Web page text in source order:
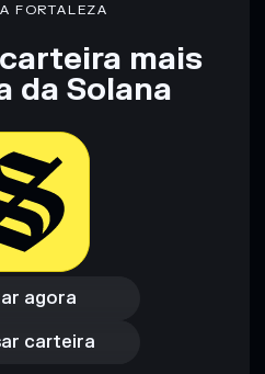
FORTALEZA
mais
da Solana
agora
agora
carteira
carteira